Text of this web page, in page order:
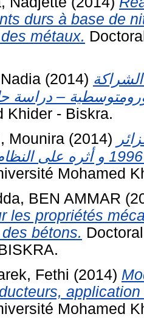
durs à base de
métaux.
(2014)
Khider - Biskra.
Mounira (2014)
Mohamed
BEN AMMAR
les propriétés
bétons.
Fethi (2014)
Mohamed